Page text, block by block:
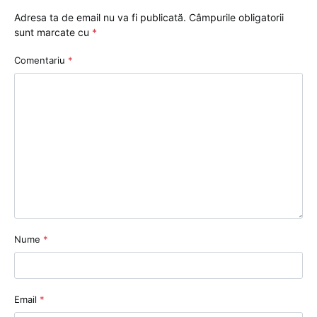
Adresa ta de email nu va fi publicată. Câmpurile obligatorii
sunt marcate cu *
Comentariu *
Nume *
Email *